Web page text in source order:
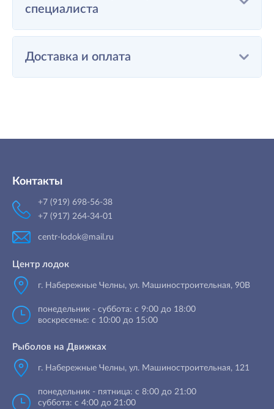
специалиста
Доставка и оплата
Контакты
+7 (919) 698-56-38
+7 (917) 264-34-01
centr-lodok@mail.ru
Центр лодок
г. Набережные Челны, ул. Машиностроительная, 90B
понедельник - суббота: с 9:00 до 18:00
воскресенье: с 10:00 до 15:00
Рыболов на Движках
г. Набережные Челны, ул. Машиностроительная, 121
понедельник - пятница: с 8:00 до 21:00
суббота: с 4:00 до 21:00